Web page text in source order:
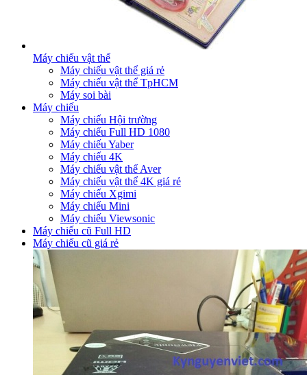
Máy chiếu vật thể
Máy chiếu vật thể giá rẻ
Máy chiếu vật thể TpHCM
Máy soi bài
Máy chiếu
Máy chiếu Hội trường
Máy chiếu Full HD 1080
Máy chiếu Yaber
Máy chiếu 4K
Máy chiếu vật thể Aver
Máy chiếu vật thể 4K giá rẻ
Máy chiếu Xgimi
Máy chiếu Mini
Máy chiếu Viewsonic
Máy chiếu cũ Full HD
Máy chiếu cũ giá rẻ